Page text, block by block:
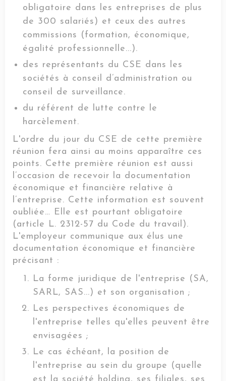
obligatoire dans les entreprises de plus
de 300 salariés) et ceux des autres
commissions (formation, économique,
égalité professionnelle...).
des représentants du CSE dans les
sociétés à conseil d’administration ou
conseil de surveillance.
du référent de lutte contre le
harcèlement.
L'ordre du jour du CSE de cette première
réunion fera ainsi au moins apparaître ces
points. Cette première réunion est aussi
l’occasion de recevoir la documentation
économique et financière relative à
l’entreprise. Cette information est souvent
oubliée… Elle est pourtant obligatoire
(article L. 2312-57 du Code du travail).
L'employeur communique aux élus une
documentation économique et financière
précisant :
La forme juridique de l'entreprise (SA,
SARL, SAS...) et son organisation ;
Les perspectives économiques de
l'entreprise telles qu'elles peuvent être
envisagées ;
Le cas échéant, la position de
l'entreprise au sein du groupe (quelle